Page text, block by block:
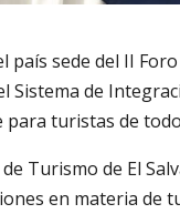
país sede del II
Sistema de
para turistas de
Turismo de El
en materia de